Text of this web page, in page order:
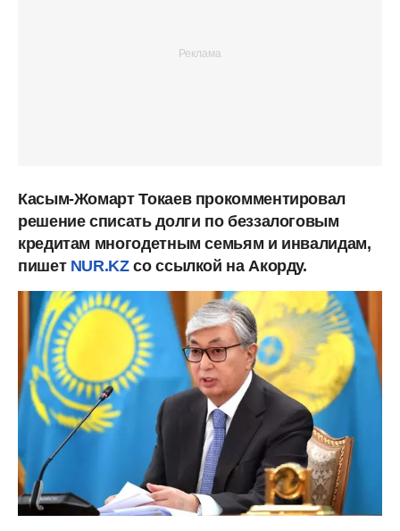
Касым-Жомарт Токаев прокомментировал
решение списать долги по беззалоговым
кредитам многодетным семьям и инвалидам,
пишет NUR.KZсо ссылкой на Акорду.